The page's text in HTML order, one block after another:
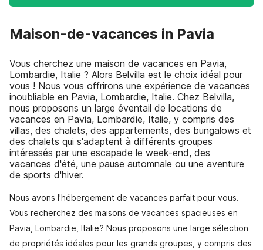
Maison-de-vacances in Pavia
Vous cherchez une maison de vacances en Pavia,
Lombardie, Italie ? Alors Belvilla est le choix idéal pour
vous ! Nous vous offrirons une expérience de vacances
inoubliable en Pavia, Lombardie, Italie. Chez Belvilla,
nous proposons un large éventail de locations de
vacances en Pavia, Lombardie, Italie, y compris des
villas, des chalets, des appartements, des bungalows et
des chalets qui s'adaptent à différents groupes
intéressés par une escapade le week-end, des
vacances d'été, une pause automnale ou une aventure
de sports d'hiver.
Nous avons l'hébergement de vacances parfait pour vous.
Vous recherchez des maisons de vacances spacieuses en
Pavia, Lombardie, Italie? Nous proposons une large sélection
de propriétés idéales pour les grands groupes, y compris des